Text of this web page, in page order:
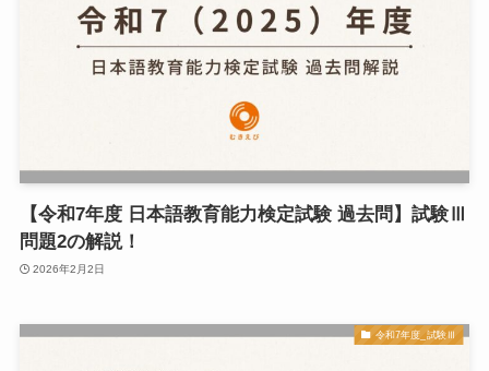
【令和7年度 日本語教育能力検定試験 過去問】試験Ⅲ
問題2の解説！
2026年2月2日
令和7年度_試験Ⅲ